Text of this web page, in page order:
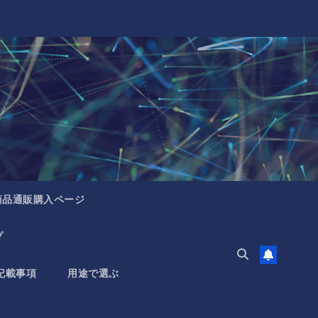
通販購入ページ
載事項 用途で選ぶ